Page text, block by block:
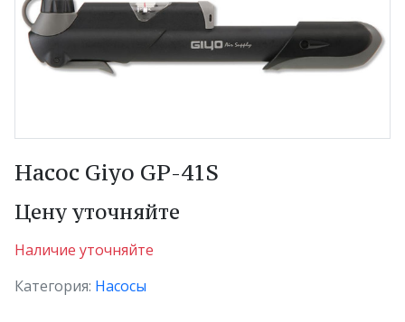
Насос Giyo GP-41S
Цену уточняйте
Наличие уточняйте
Категория: Насосы